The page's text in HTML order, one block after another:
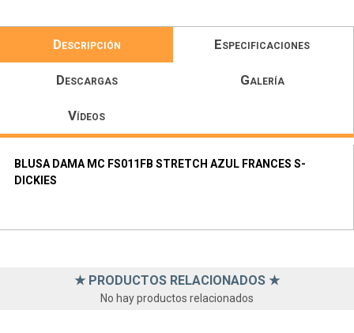
Descripción Especificaciones
Descargas Galería
Vídeos
BLUSA DAMA MC FS011FB STRETCH AZUL FRANCES S-
DICKIES
★ PRODUCTOS RELACIONADOS ★
No hay productos relacionados